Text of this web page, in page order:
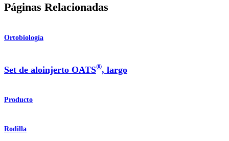
Páginas Relacionadas
Ortobiología
Set de aloinjerto OATS®, largo
Producto
Rodilla